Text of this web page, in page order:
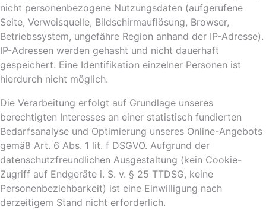
nicht personenbezogene Nutzungsdaten (aufgerufene
Seite, Verweisquelle, Bildschirmauflösung, Browser,
Betriebssystem, ungefähre Region anhand der IP-Adresse).
IP-Adressen werden gehasht und nicht dauerhaft
gespeichert. Eine Identifikation einzelner Personen ist
hierdurch nicht möglich.
Die Verarbeitung erfolgt auf Grundlage unseres
berechtigten Interesses an einer statistisch fundierten
Bedarfsanalyse und Optimierung unseres Online-Angebots
gemäß Art. 6 Abs. 1 lit. f DSGVO. Aufgrund der
datenschutzfreundlichen Ausgestaltung (kein Cookie-
Zugriff auf Endgeräte i. S. v. § 25 TTDSG, keine
Personenbeziehbarkeit) ist eine Einwilligung nach
derzeitigem Stand nicht erforderlich.